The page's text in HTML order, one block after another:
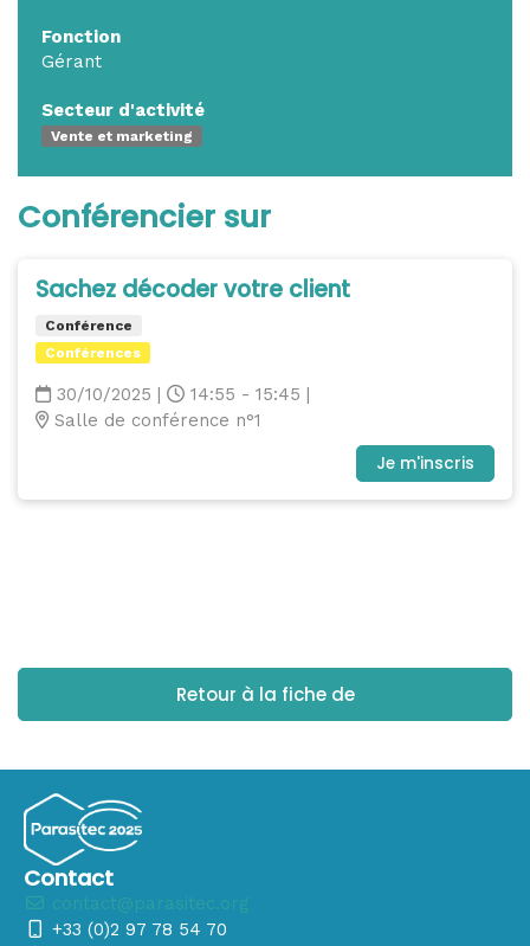
Fonction
Gérant
Secteur d'activité
Vente et marketing
Conférencier sur
Sachez décoder votre client
Conférence
Conférences
30/10/2025 | 14:55 - 15:45 |
Salle de conférence n°1
Je m'inscris
Retour à la fiche de
Contact
+33 (0)2 97 78 54 70